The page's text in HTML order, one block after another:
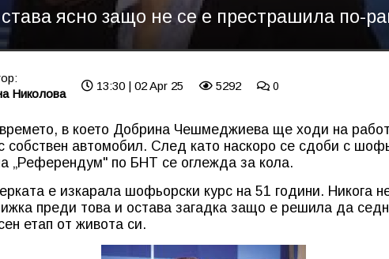
ясно защо не се е престрашила по-
Николова
13:30 | 02 Apr 25 5292 0
в което Добрина Чешмеджиева ще ходи на
собствен автомобил. След като наскоро се сдоби с
„Референдум" по БНТ се оглежда за кола.
е изкарала шофьорски курс на 51 години. Никога
преди това и остава загадка защо е решила да
етап от живота си.